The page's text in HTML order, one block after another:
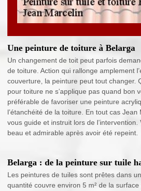
Une peinture de toiture à Belarga
Un changement de toit peut parfois
de toiture. Action qui rallonge amplement
couverture, la peinture peut tout changer.
pour toiture ne s’applique pas quand bon
préférable de favoriser une peinture
l’étanchéité de la toiture. En tout cas
vous guide et instruit lors de l’intervention.
beau et admirable après avoir été repeint.
Belarga : de la peinture sur tuile
Les peintures de tuiles sont prêtes dans
quantité couvre environ 5 m² de la